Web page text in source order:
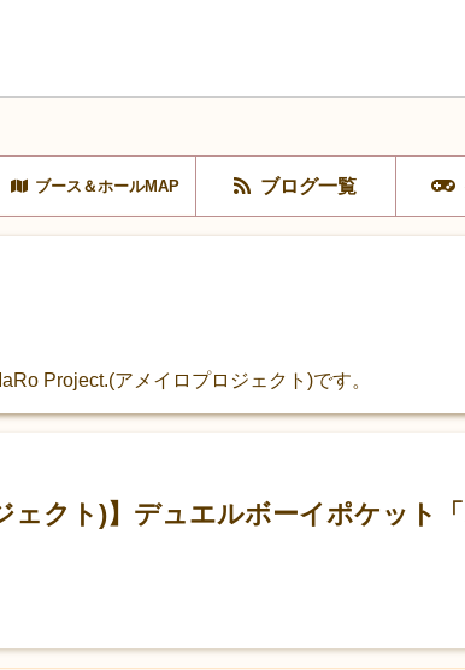
ブース＆ホールMAP ブログ一覧
Project.(アメイロプロジェクト)です。
ェクト)】デュエルボーイポケット